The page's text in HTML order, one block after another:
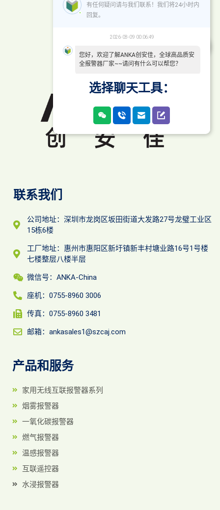
联系我们
公司地址：深圳市龙岗区坂田街道大发路27号龙璧工业区
15栋6楼
工厂地址：惠州市惠阳区新圩镇新丰村塘业路16号1号楼
七楼整层八楼半层
微信号：ANKA-China
座机：0755-8960 3006
传真：0755-8960 3481
邮箱：ankasales1@szcaj.com
产品和服务
家用无线互联报警器系列
烟雾报警器
一氧化碳报警器
燃气报警器
温感报警器
互联遥控器
水浸报警器
有任何疑问请与我们联系！我们将24小时内
回复。
2026-08-09 00:06:49
您好，欢迎了解ANKA创安佳，全球高品质安
全报警器厂家~~请问有什么可以帮您？
选择聊天工具：